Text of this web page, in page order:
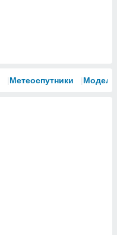
Метеоспутники Модели